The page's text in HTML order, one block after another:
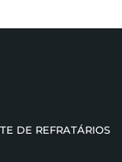
DE REFRATÁRIOS